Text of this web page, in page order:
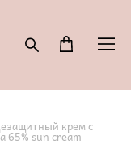
крем с
65% sun cream